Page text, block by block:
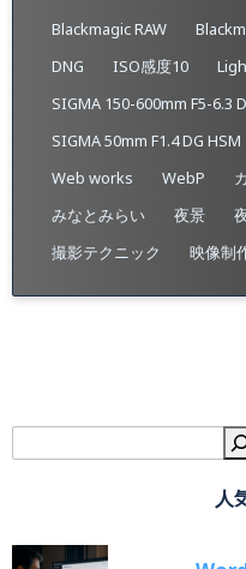
Blackmagic RAW
DNG
ISO感度10
SIGMA 150-600mm F5-6.3
SIGMA 50mm F1.4 DG
Web works
WebP
みなとみらい
夜景
撮影テクニック
映像制
人